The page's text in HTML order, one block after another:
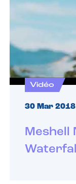
Vidéo
30 Mar 2018
Meshell